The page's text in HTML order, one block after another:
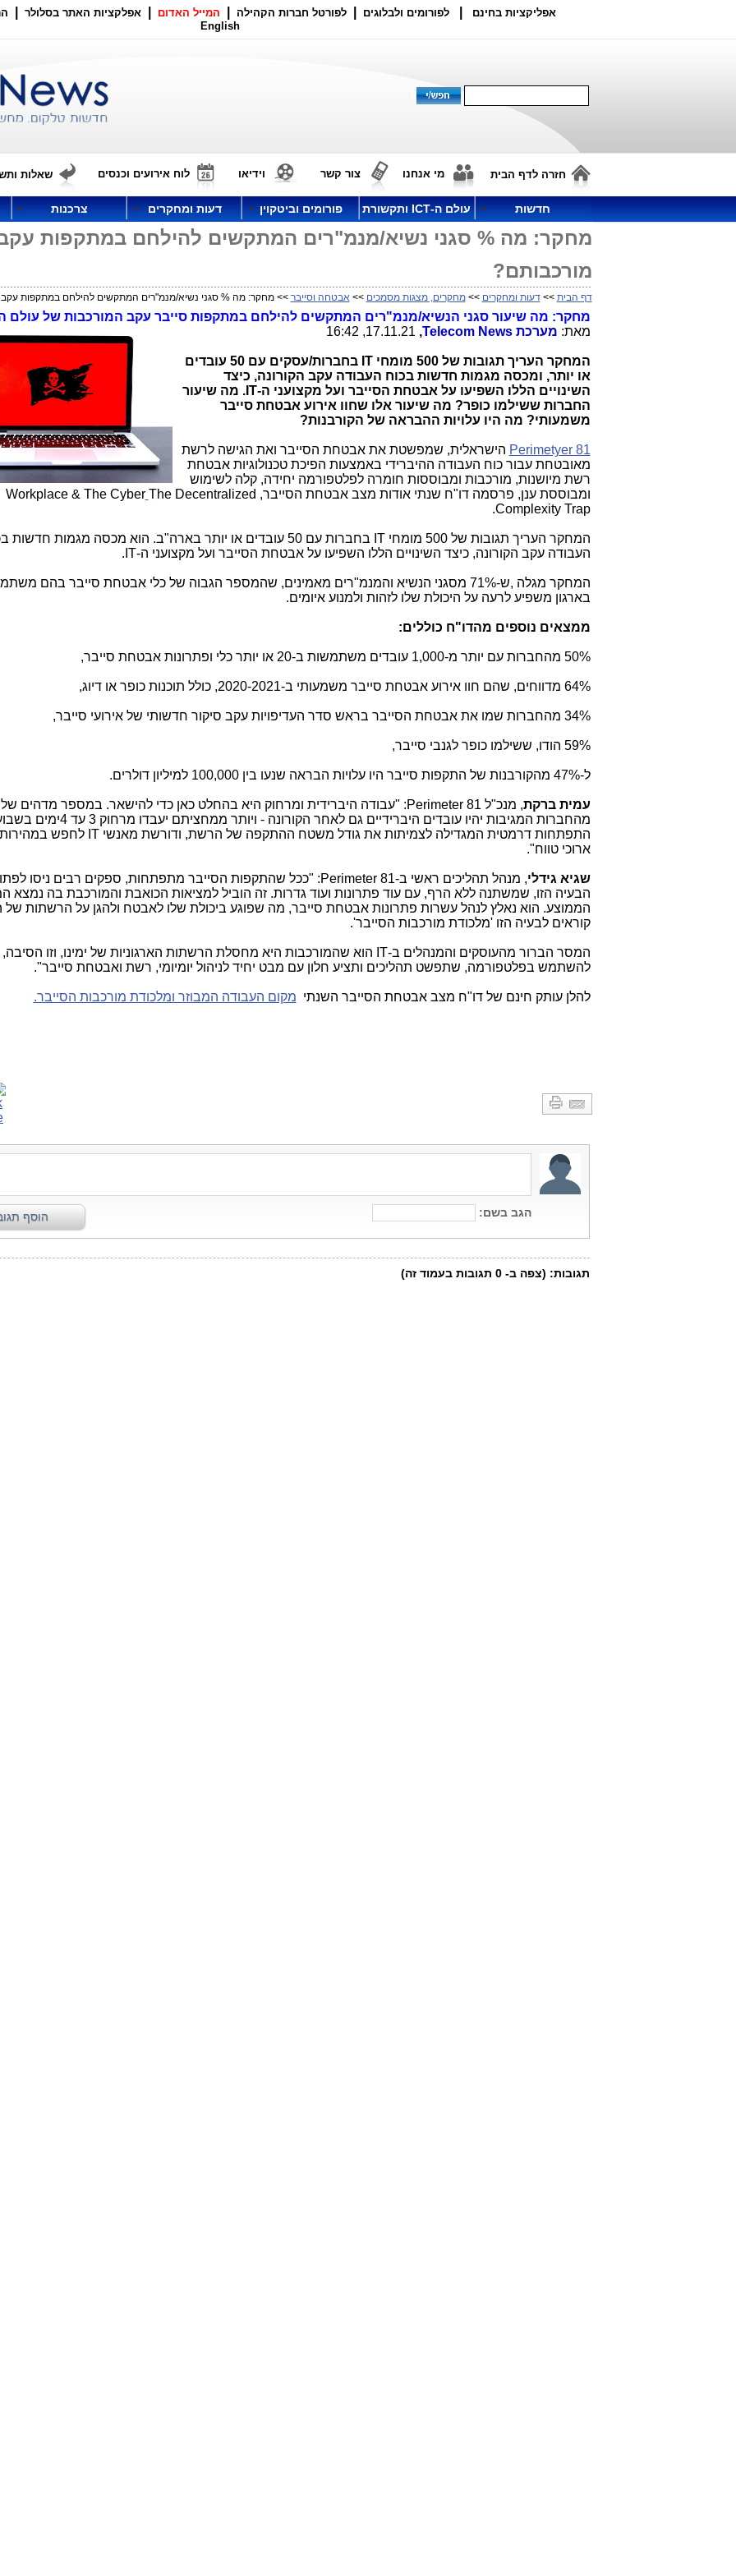
אפליקציות בחינם לפורומים ולבלוגים לפורטל חברות הקהילה המייל האדום אפלקציות האתר בסלולר
English
חזרה לדף הבית מי אנחנו צור קשר וידיאו לוח אירועים וכנסים שאלות
חדשות עולם ה-ICT ותקשורת פורומים וביטקוין דעות ומחקרים צרכנות
מחקר: מה % סגני נשיא/מנמ"רים המתקשים להילחם במתקפות
מורכבותם?
דף הבית >>דעות ומחקרים >>מחקרים, מצגות מסמכים >> אבטחה וסייבר >> מחקר: מה % סגני נשיא/מנמ"רים המתקשים להילחם במתקפות עקב
מחקר: מה שיעור סגני הנשיא/מנמ"רים המתקשים להילחם במתקפות סייבר עקב המורכבות של עולם
מאת: מערכתTelecom News
,
המחקר העריך תגובות של 500 מומחי IT
בחברות/עסקים עם 50 עובדים
או יותר, ומכסה מגמות חדשות בכוח העבודה עקב הקורונה, כיצד
השינויים הללו השפיעו על אבטחת הסייבר ועל מקצועני ה-IT. מה שיעור
החברות ששילמו כופר? מה שיעור אלו שחוו אירוע אבטחת סייבר
משמעותי? מה היו עלויות ההבראה של הקורבנות?
Perimetyer 81 הישראלית, שמפשטת את אבטחת הסייבר ואת הגישה לרשת
מאובטחת עבור כוח העבודה ההיברידי באמצעות הפיכת טכנולוגיות אבטחת
רשת מיושנות, מורכבות ומבוססות חומרה לפלטפורמה יחידה, קלה לשימוש
ומבוססת ענן, פרסמה דו"ח שנתי אודות מצב אבטחת הסייבר, The Decentralized
Workplace & The Cyber
Complexity Trap
.
המחקר העריך תגובות של 500 מומחי IT
בחברות עם 50 עובדים או יותר בארה"ב. הוא מכסה מגמות חדשות
העבודה עקב הקורונה, כיצד השינויים הללו השפיעו על אבטחת הסייבר ועל מקצועני ה-IT
.
המחקר מגלה ,ש-71% מסגני הנשיא והמנמ"רים מאמינים, שהמספר הגבוה של כלי אבטחת סייבר בהם
בארגון משפיע לרעה על היכולת שלו לזהות ולמנוע איומים.
ממצאים נוספים מהדו"ח כוללים:
50% מהחברות עם יותר מ-1,000 עובדים משתמשות ב-20 או יותר כלי ופתרונות אבטחת סייבר,
64% מדווחים, שהם חוו אירוע אבטחת סייבר משמעותי ב-2020-2021, כולל תוכנות כופר או דיוג,
34% מהחברות שמו את אבטחת הסייבר בראש סדר העדיפויות עקב סיקור חדשותי של אירועי סייבר,
59% הודו, ששילמו כופר לגנבי סייבר,
ל-47% מהקורבנות של התקפות סייבר היו עלויות הבראה שנעו בין 100,000 למיליון דולרים.
עמית ברקת, מנכ"ל Perimeter 81
מהחברות המגיבות יהיו עובדים היברידיים גם לאחר הקורונה - ויותר ממחציתם
התפתחות דרמטית המגדילה לצמיתות את גודל משטח ההתקפה של הרשת, ודורשת מאנשיIT לחפש במהירות
ארוכי טווח".
שגיא גידלי, מנהל תהליכים ראשי ב-Perimeter 81: "ככל שהתקפות הסייבר מתפתחות, ספקים רבים ניסו
הבעיה הזו, שמשתנה ללא הרף, עם עוד פתרונות ועוד גדרות. זה הוביל למציאות הכואבת והמורכבת בה נמצא
הממוצע. הוא נאלץ לנהל עשרות פתרונות אבטחת סייבר, מה שפוגע ביכולת שלו לאבטח ולהגן על הרשתות של
קוראים לבעיה הזו 'מלכודת מורכבות הסייבר'.
המסר הברור מהעוסקים והמנהלים ב-IT הוא שהמורכבות היא מחסלת הרשתות הארגוניות של ימינו, וזו הסיבה,
להשתמש בפלטפורמה, שתפשט תהליכים ותציע חלון עם מבט יחיד לניהול יומיומי, רשת ואבטחת סייבר".
להלן עותק חינם של דו"ח מצב אבטחת הסייבר השנתי מקום העבודה המבוזר ומלכודת מורכבות הסייבר.